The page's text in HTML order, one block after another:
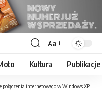
Font
Resizer
Aa
Kultura Publikacje
połączenia internetowego w Windows XP